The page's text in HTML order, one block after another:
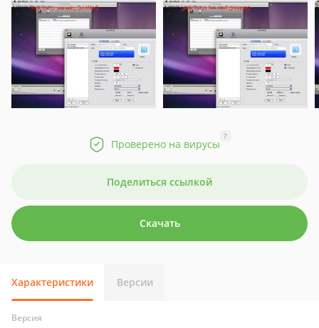
Проверено на вирусы
?
Поделиться ссылкой
Скачать
Характеристики Версии
Версия